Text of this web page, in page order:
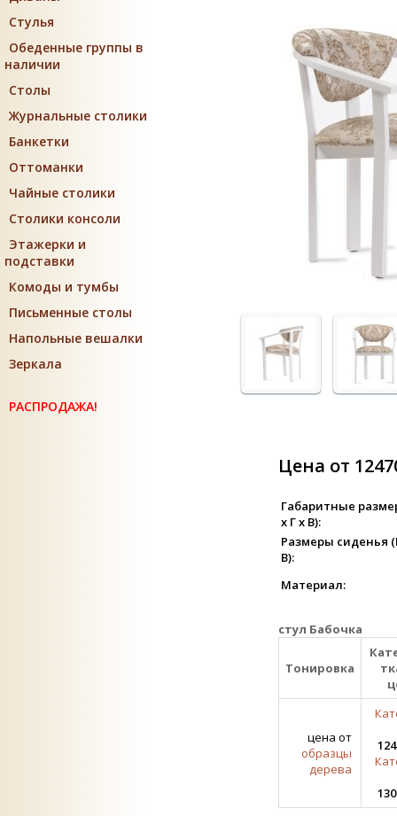
Стулья
Обеденные группы в
наличии
Столы
Журнальные столики
Банкетки
Оттоманки
Чайные столики
Столики консоли
Этажерки и
подставки
Комоды и тумбы
Письменные столы
Напольные вешалки
Зеркала
РАСПРОДАЖА!
Цена от
Габаритные
х Г х В):
Размеры сиденья
В):
Материал:
стул Бабочка
Тонировка
цена от
образцы
дерева